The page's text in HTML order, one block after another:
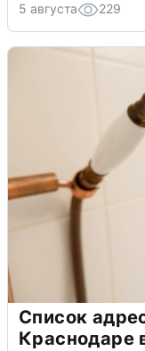
5 августа 229
Список
Краснодаре